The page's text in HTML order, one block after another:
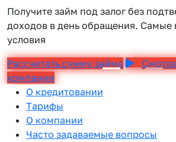
Получите займ под залог без
доходов в день обращения. Самые
условия
Рассчитать сумму займа
компании
О кредитовании
Тарифы
О компании
Часто задаваемые вопросы